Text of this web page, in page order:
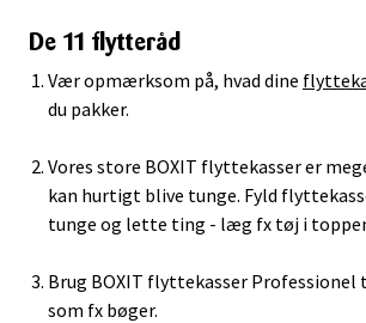
De 11 flytteråd
Vær opmærksom på, hvad dine
du pakker.
Vores store BOXIT flyttekasser er
kan hurtigt blive tunge. Fyld
tunge og lette ting - læg fx tøj i
Brug BOXIT flyttekasser
som fx bøger.